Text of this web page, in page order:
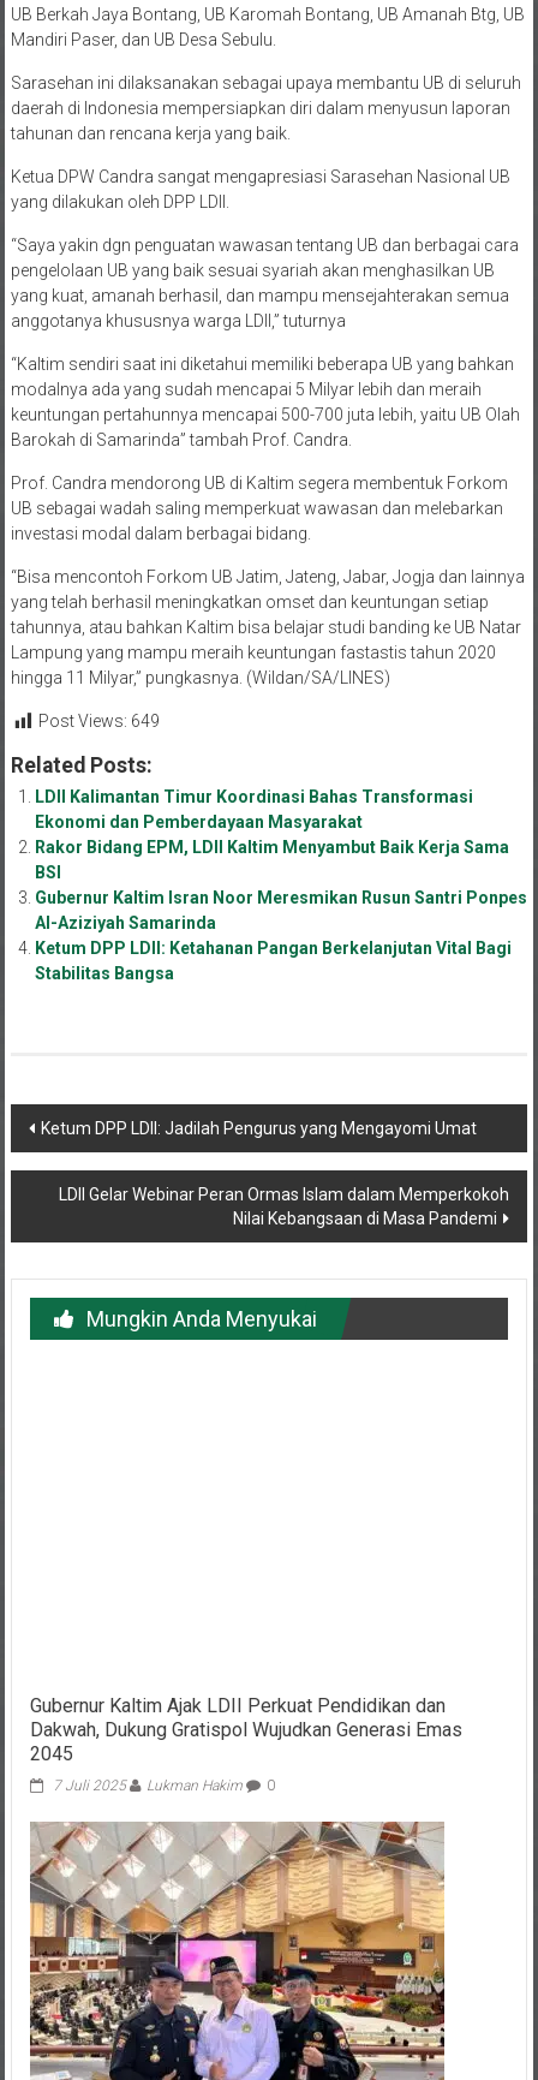
UB Berkah Jaya Bontang, UB Karomah Bontang, UB Amanah Btg, UB
Mandiri Paser, dan UB Desa Sebulu.
Sarasehan ini dilaksanakan sebagai upaya membantu UB di seluruh
daerah di Indonesia mempersiapkan diri dalam menyusun laporan
tahunan dan rencana kerja yang baik.
Ketua DPW Candra sangat mengapresiasi Sarasehan Nasional UB
yang dilakukan oleh DPP LDII.
“Saya yakin dgn penguatan wawasan tentang UB dan berbagai cara
pengelolaan UB yang baik sesuai syariah akan menghasilkan UB
yang kuat, amanah berhasil, dan mampu mensejahterakan semua
anggotanya khususnya warga LDII,” tuturnya
“Kaltim sendiri saat ini diketahui memiliki beberapa UB yang bahkan
modalnya ada yang sudah mencapai 5 Milyar lebih dan meraih
keuntungan pertahunnya mencapai 500-700 juta lebih, yaitu UB Olah
Barokah di Samarinda” tambah Prof. Candra.
Prof. Candra mendorong UB di Kaltim segera membentuk Forkom
UB sebagai wadah saling memperkuat wawasan dan melebarkan
investasi modal dalam berbagai bidang.
“Bisa mencontoh Forkom UB Jatim, Jateng, Jabar, Jogja dan lainnya
yang telah berhasil meningkatkan omset dan keuntungan setiap
tahunnya, atau bahkan Kaltim bisa belajar studi banding ke UB Natar
Lampung yang mampu meraih keuntungan fastastis tahun 2020
hingga 11 Milyar,” pungkasnya. (Wildan/SA/LINES)
Post Views: 649
Related Posts:
LDII Kalimantan Timur Koordinasi Bahas Transformasi
Ekonomi dan Pemberdayaan Masyarakat
Rakor Bidang EPM, LDII Kaltim Menyambut Baik Kerja Sama
BSI
Gubernur Kaltim Isran Noor Meresmikan Rusun Santri Ponpes
Al-Aziziyah Samarinda
Ketum DPP LDII: Ketahanan Pangan Berkelanjutan Vital Bagi
Stabilitas Bangsa
Navigasi
pos
Ketum DPP LDII: Jadilah Pengurus yang Mengayomi Umat
LDII Gelar Webinar Peran Ormas Islam dalam Memperkokoh
Nilai Kebangsaan di Masa Pandemi
Mungkin Anda Menyukai
Gubernur Kaltim Ajak LDII Perkuat Pendidikan dan
Dakwah, Dukung Gratispol Wujudkan Generasi Emas
2045
7 Juli 2025 Lukman Hakim 0